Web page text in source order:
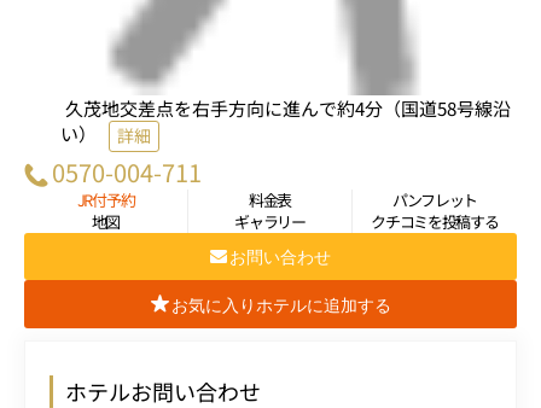
久茂地交差点を右手方向に進んで約4分（国道58号線沿
い）
詳細
0570-004-711
JR付予約 料金表
パンフレット
地図
ギャラリー クチコミを投稿する
お問い合わせ
お気に入りホテルに追加する
ホテルお問い合わせ